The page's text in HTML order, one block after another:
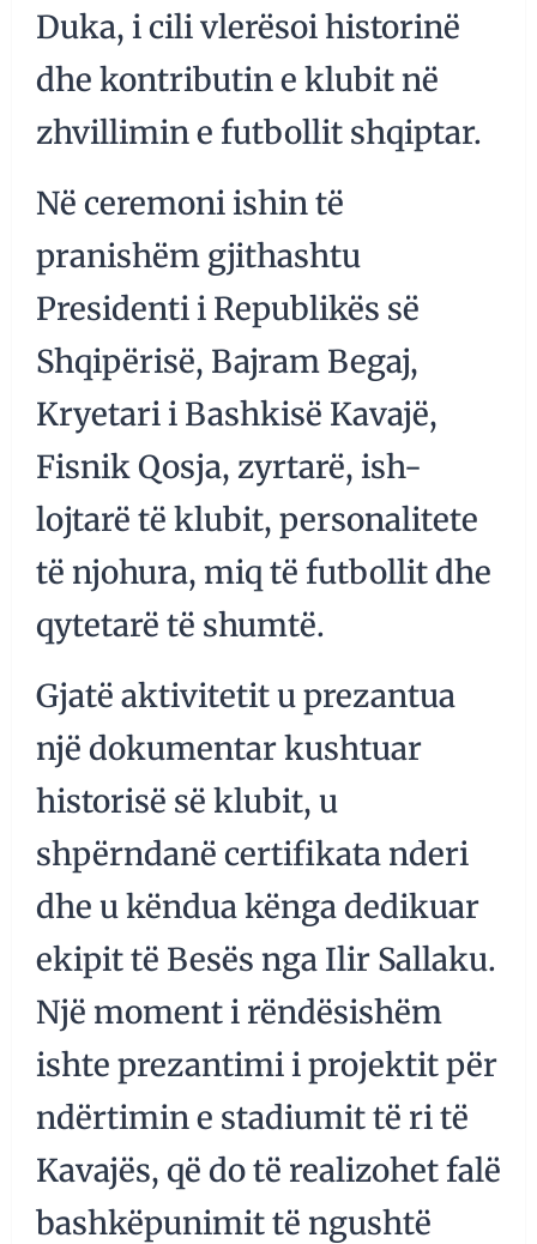
Duka, i cili vlerësoi historinë
dhe kontributin e klubit në
zhvillimin e futbollit shqiptar.
Në ceremoni ishin të
pranishëm gjithashtu
Presidenti i Republikës së
Shqipërisë, Bajram Begaj,
Kryetari i Bashkisë Kavajë,
Fisnik Qosja, zyrtarë, ish-
lojtarë të klubit, personalitete
të njohura, miq të futbollit dhe
qytetarë të shumtë.
Gjatë aktivitetit u prezantua
një dokumentar kushtuar
historisë së klubit, u
shpërndanë certifikata nderi
dhe u këndua kënga dedikuar
ekipit të Besës nga Ilir Sallaku.
Një moment i rëndësishëm
ishte prezantimi i projektit për
ndërtimin e stadiumit të ri të
Kavajës, që do të realizohet falë
bashkëpunimit të ngushtë